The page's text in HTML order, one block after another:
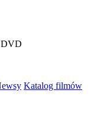
Katalog filmów